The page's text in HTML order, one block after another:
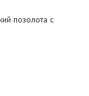
позолота с